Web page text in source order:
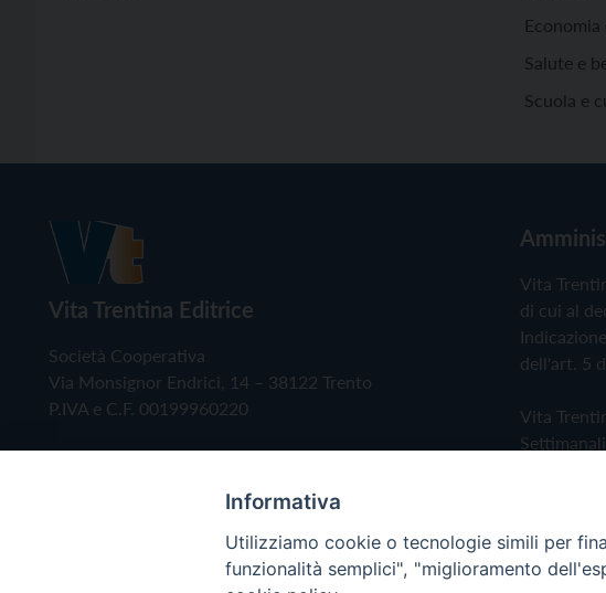
Economia
Salute e
Scuola e
Vita Trentina Editrice
Società Cooperativa
Via Monsignor Endrici, 14 – 38122 Trento
P.IVA e C.F. 00199960220
Vita
di cui al
dell'art. 5
Vita
Privacy
Informativa
Utilizziamo cookie o tecnologie simili per
funzionalità semplici", "miglioramento